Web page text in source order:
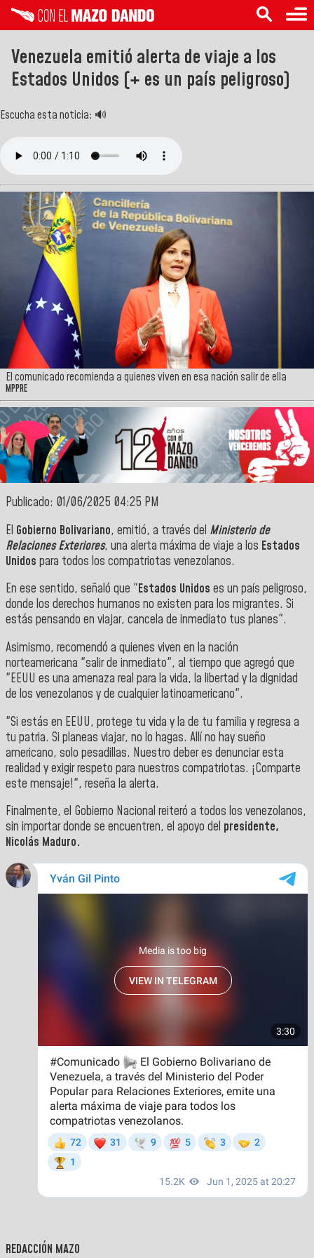
Venezuela emitió alerta de viaje a los
Estados Unidos (+ es un país peligroso)
Escucha esta noticia: 🔊
El comunicado recomienda a quienes viven en esa nación salir de ella
MPPRE
Publicado: 01/06/2025 04:25 PM
El Gobierno Bolivariano, emitió, a través del Ministerio de
Relaciones Exteriores, una alerta máxima de viaje a los Estados
Unidos para todos los compatriotas venezolanos.
En ese sentido, señaló que "Estados Unidos es un país peligroso,
donde los derechos humanos no existen para los migrantes. Si
estás pensando en viajar, cancela de inmediato tus planes".
Asimismo, recomendó a quienes viven en la nación
norteamericana "salir de inmediato", al tiempo que agregó que
"EEUU es una amenaza real para la vida, la libertad y la dignidad
de los venezolanos y de cualquier latinoamericano".
"Si estás en EEUU, protege tu vida y la de tu familia y regresa a
tu patria. Si planeas viajar, no lo hagas. Allí no hay sueño
americano, solo pesadillas. Nuestro deber es denunciar esta
realidad y exigir respeto para nuestros compatriotas. ¡Comparte
este mensaje!", reseña la alerta.
Finalmente, el Gobierno Nacional reiteró a todos los venezolanos,
sin importar donde se encuentren, el apoyo del presidente,
Nicolás Maduro.
REDACCIÓN MAZO